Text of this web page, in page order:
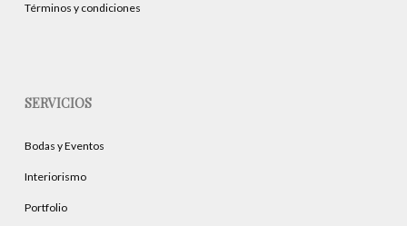
Términos y condiciones
SERVICIOS
Bodas y Eventos
Interiorismo
Portfolio